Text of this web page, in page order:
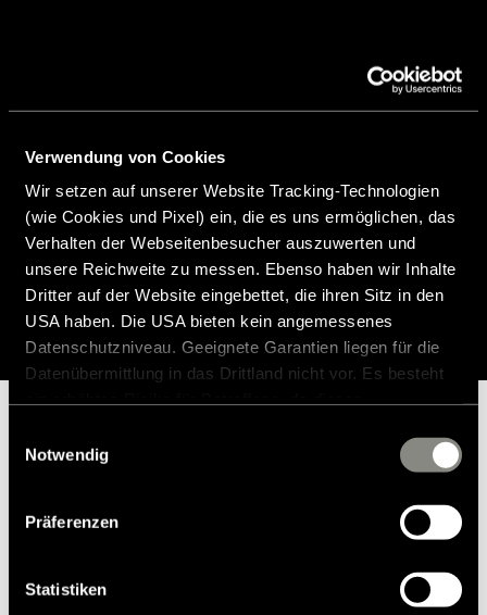
Verwendung von Cookies
Wir setzen auf unserer Website Tracking-Technologien
(wie Cookies und Pixel) ein, die es uns ermöglichen, das
Verhalten der Webseitenbesucher auszuwerten und
unsere Reichweite zu messen. Ebenso haben wir Inhalte
Dritter auf der Website eingebettet, die ihren Sitz in den
USA haben. Die USA bieten kein angemessenes
Datenschutzniveau. Geeignete Garantien liegen für die
Datenübermittlung in das Drittland nicht vor. Es besteht
zustehen. Eingesetzte Dienstleister können Daten für
zusammenführen. Weitere Informationen finden Sie in
unsererDatenschutzerklärung
. Akzeptieren Sie oder
Einstellungen aus, erteilen Sie uns Ihre Einwilligung zur
Verarbeitung Ihrer Daten zu den genannten Zwecken. Die
Notwendig
Präferenzen
Statistiken
For the journeys of your dreams
terms of design and function. It sets new standards by combining
a distinctive appearance and narrow body with generous interior
space. As an exclusively equipped off-roader for two people, the
Venture S promises freedom without compromise.
Configure the Hymer Venture S now